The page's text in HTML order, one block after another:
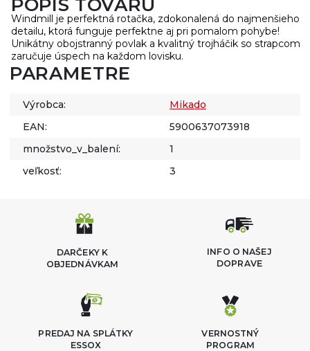
POPIS TOVARU
Windmill je perfektná rotačka, zdokonalená do najmenšieho
detailu, ktorá funguje perfektne aj pri pomalom pohybe!
Unikátny obojstranný povlak a kvalitný trojháčik so strapcom
zaručuje úspech na každom lovisku.
PARAMETRE
Výrobca:
Mikado
EAN:
5900637073918
množstvo_v_balení:
1
veľkosť:
3
DARČEKY K
OBJEDNÁVKAM
INFO O NAŠEJ
DOPRAVE
VERNOSTNÝ
PROGRAM
PREDAJ NA SPLÁTKY
ESSOX